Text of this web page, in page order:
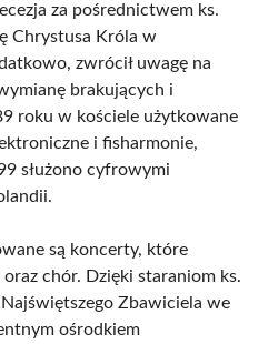
za pośrednictwem ks.
Chrystusa Króla w
zwrócił uwagę na
brakujących i
roku w kościele użytkowane
i fisharmonie,
służono cyfrowymi
są koncerty, które
chór. Dzięki staraniom ks.
Zbawiciela we
ośrodkiem